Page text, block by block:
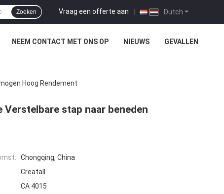
Dutch
Vraag een offerte aan |
Zoeken
NEEM CONTACT MET ONS OP NIEUWS GEVALLEN
Hoog Rendement
stap naar beneden
Chongqing, China
Creatall
CA 4015